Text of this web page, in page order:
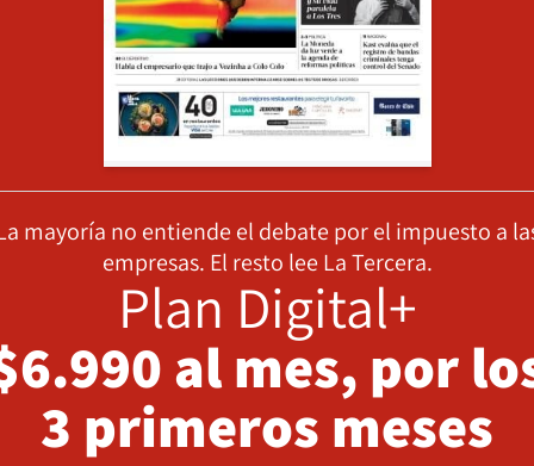
mayoría no entiende el debate por el impuesto a
empresas. El resto lee La Tercera.
Plan Digital+
al mes, por
3 primeros meses